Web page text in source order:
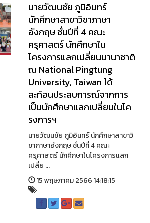
นายวัฒนชัย ภูมิอินทร์
นักศึกษาสาขาวิขาภาษา
อังกฤษ ชั่นปีที่ 4 คณะ
ครุศาสตร์ นักศึกษาใน
โครงการแลกเปลี่ยนนานาชาติ
ณ National Pingtung
University, Taiwan ได้
สะท้อนประสบการณ์จากการ
เป็นนักศึกษาแลกเปลี่ยนในโค
รงการฯ
นายวัฒนชัย ภูมิอินทร์ นักศึกษาสาขาวิ
ขาภาษาอังกฤษ ชั่นปีที่ 4 คณะ
ครุศาสตร์ นักศึกษาในโครงการแลก
เปลี่ย ...
15 พฤษภาคม 2566 14:18:15